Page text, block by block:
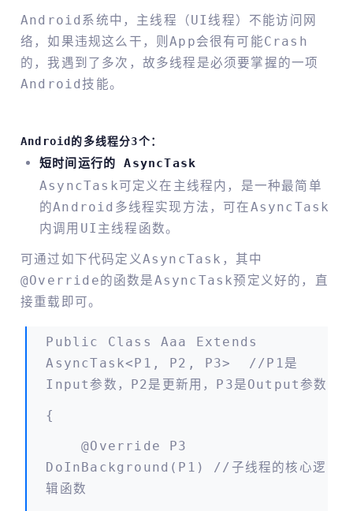
Android系统中，主线程（UI线程）不能访问网
络，如果违规这么干，则app会很有可能Crash
的，我遇到了多次，故多线程是必须要掌握的一项
Android技能。
Android的多线程分3个：
短时间运行的 AsyncTask
AsyncTask可定义在主线程内，是一种最简单
的Android多线程实现方法，可在AsyncTask
内调用UI主线程函数。
可通过如下代码定义AsyncTask，其中
@Override的函数是AsyncTask预定义好的，直
接重载即可。
Public Class Aaa Extends
AsyncTask<P1, P2, P3> //P1是
Input参数，P2是更新用，P3是Output参数
{
@Override P3
DoInBackground(P1) //子线程的核心逻
辑函数